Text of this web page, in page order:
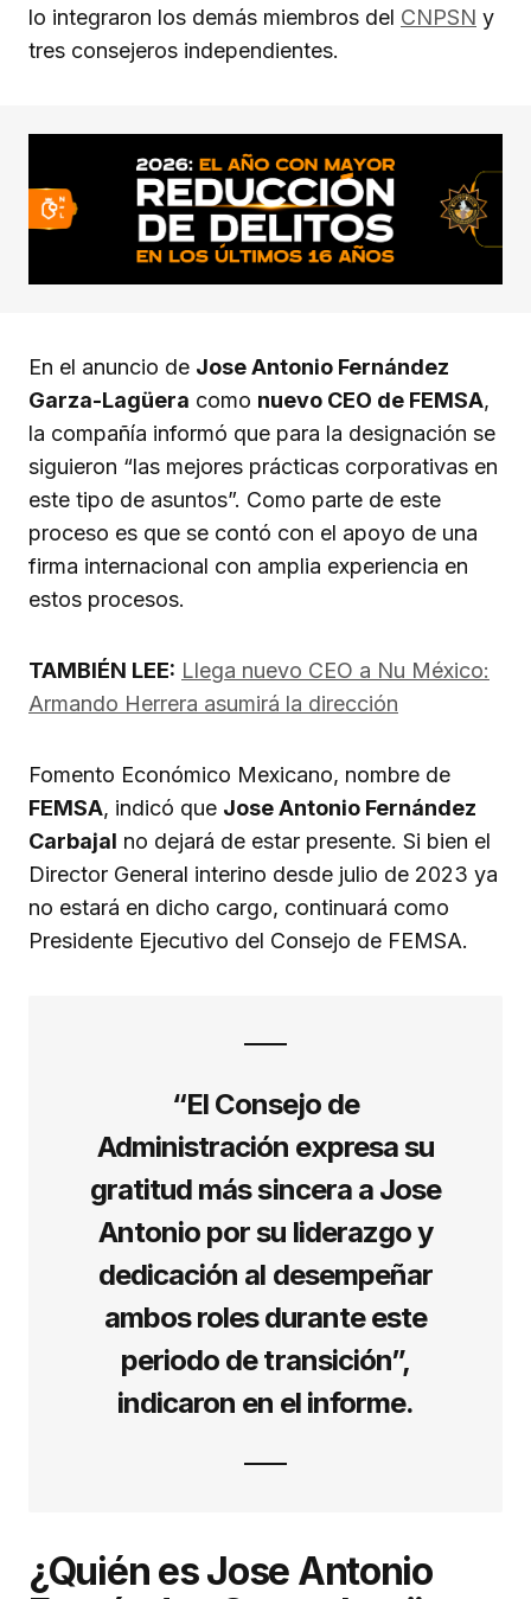
lo integraron los demás miembros del CNPSN y
tres consejeros independientes.
En el anuncio de Jose Antonio Fernández
Garza-Lagüera como nuevo CEO de FEMSA,
la compañía informó que para la designación se
siguieron “las mejores prácticas corporativas en
este tipo de asuntos”. Como parte de este
proceso es que se contó con el apoyo de una
firma internacional con amplia experiencia en
estos procesos.
TAMBIÉN LEE: Llega nuevo CEO a Nu México:
Armando Herrera asumirá la dirección
Fomento Económico Mexicano, nombre de
FEMSA, indicó que Jose Antonio Fernández
Carbajal no dejará de estar presente. Si bien el
Director General interino desde julio de 2023 ya
no estará en dicho cargo, continuará como
Presidente Ejecutivo del Consejo de FEMSA.
“El Consejo de
Administración expresa su
gratitud más sincera a Jose
Antonio por su liderazgo y
dedicación al desempeñar
ambos roles durante este
periodo de transición”,
indicaron en el informe.
¿Quién es Jose Antonio